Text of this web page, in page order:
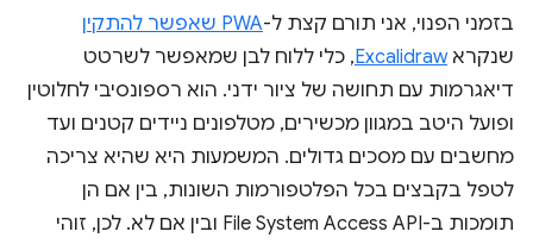
בזמני הפנוי, אני תורם קצת ל-PWA שאפשר להתקין
שנקראExcalidraw, כלי ללוח לבן שמאפשר לשרטט
דיאגרמות עם תחושה של ציור ידני. הוא רספונסיבי לחלוטין
ופועל היטב במגוון מכשירים, מטלפונים ניידים קטנים ועד
מחשבים עם מסכים גדולים. המשמעות היא שהיא צריכה
לטפל בקבצים בכל הפלטפורמות השונות, בין אם הן
תומכות ב-File System Access API ובין אם לא. לכן, זוהי